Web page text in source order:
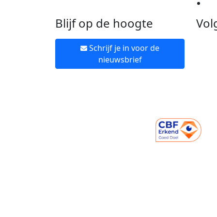
Blijf op de hoogte
Schrijf je in voor de
nieuwsbrief